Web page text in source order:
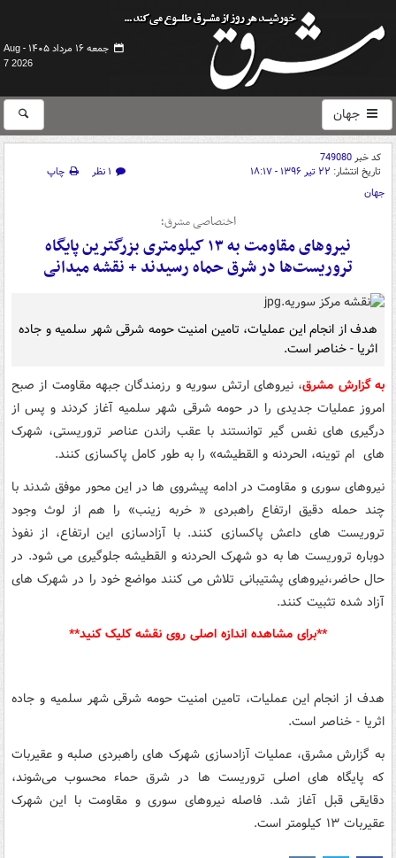
جمعه ۱۶ مرداد ۱۴۰۵ -
Aug
7 2026
جهان
کد خبر749080
تاریخ انتشار: ۲۲ تیر ۱۳۹۶ - ۱۸:۱۷ ۱ نظر
چاپ
جهان
اختصاصی مشرق؛
نیروهای مقاومت به ۱۳ کیلومتری بزرگترین پایگاه
تروریست‌ها در شرق حماه رسیدند + نقشه میدانی
هدف از انجام این عملیات، تامین امنیت حومه شرقی شهر سلمیه و جاده
اثریا - خناصر است.
به گزارش مشرق، نیروهای ارتش سوریه و رزمندگان جبهه مقاومت از صبح
امروز عملیات جدیدی را در حومه شرقی شهر سلمیه آغاز کردند و پس از
درگیری های نفس گیر توانستند با عقب راندن عناصر تروریستی، شهرک
های ام توینه، الحردنه و القطیشه» را به طور کامل پاکسازی کنند.
نیروهای سوری و مقاومت در ادامه پیشروی ها در این محور موفق شدند با
چند حمله دقیق ارتفاع راهبردی « خربه زینب» را هم از لوث وجود
تروریست های داعش پاکسازی کنند. با آزادسازی این ارتفاع، از نفوذ
دوباره تروریست ها به دو شهرک الحردنه و القطیشه جلوگیری می شود. در
حال حاضر،نیروهای پشتیبانی تلاش می کنند مواضع خود را در شهرک های
آزاد شده تثبیت کنند.
**برای مشاهده اندازه اصلی روی نقشه کلیک کنید**
هدف از انجام این عملیات، تامین امنیت حومه شرقی شهر سلمیه و جاده
اثریا - خناصر است.
به گزارش مشرق، عملیات آزادسازی شهرک های راهبردی صلبه و عقیربات
که پایگاه های اصلی تروریست ها در شرق حماء محسوب می‌شوند،
دقایقی قبل آغاز شد. فاصله نیروهای سوری و مقاومت با این شهرک
عقیربات ۱۳ کیلومتر است.